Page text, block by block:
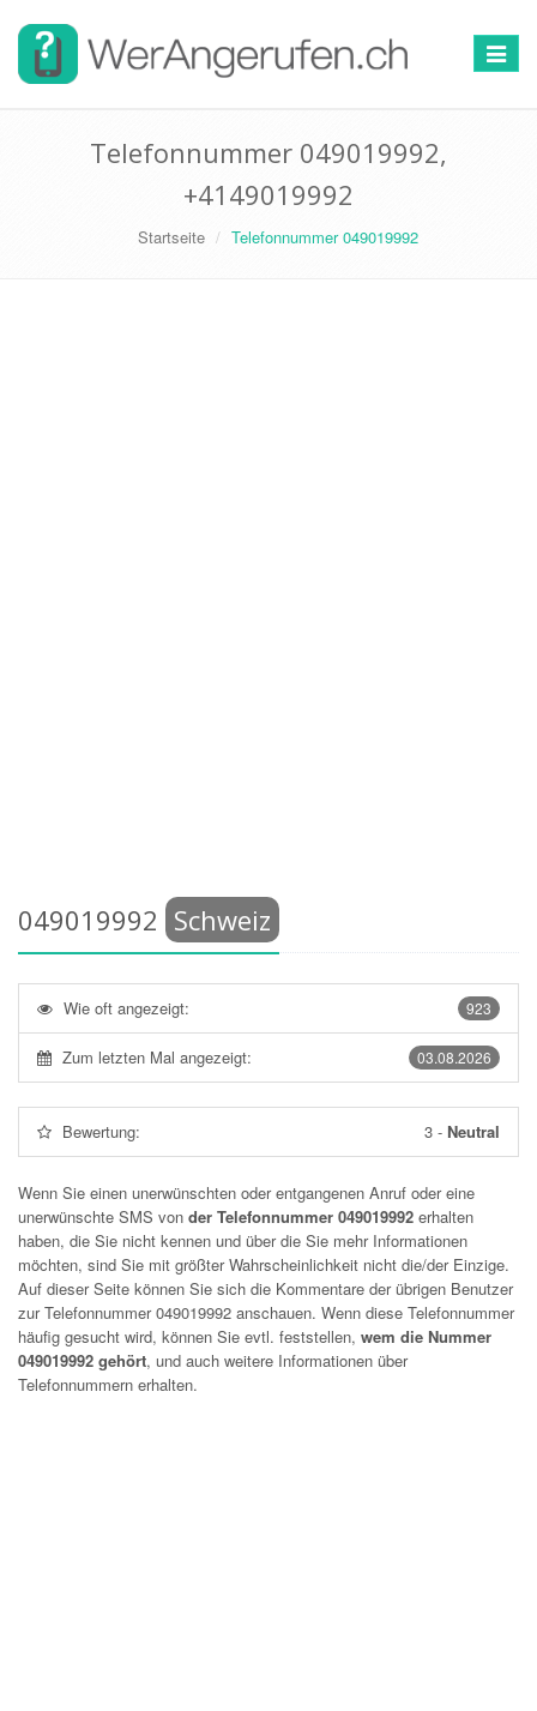
Toggle
Telefonnummer 049019992,
+4149019992
Startseite Telefonnummer 049019992
049019992 Schweiz
923
Wie oft angezeigt:
03.08.2026
Zum letzten Mal angezeigt:
Bewertung: 3 - Neutral
Wenn Sie einen unerwünschten oder entgangenen Anruf oder eine
unerwünschte SMS von der Telefonnummer 049019992 erhalten
haben, die Sie nicht kennen und über die Sie mehr Informationen
möchten, sind Sie mit größter Wahrscheinlichkeit nicht die/der Einzige.
Auf dieser Seite können Sie sich die Kommentare der übrigen Benutzer
zur Telefonnummer049019992 anschauen. Wenn diese Telefonnummer
häufig gesucht wird, können Sie evtl. feststellen, wem die Nummer
049019992 gehört, und auch weitere Informationen über
Telefonnummern erhalten.